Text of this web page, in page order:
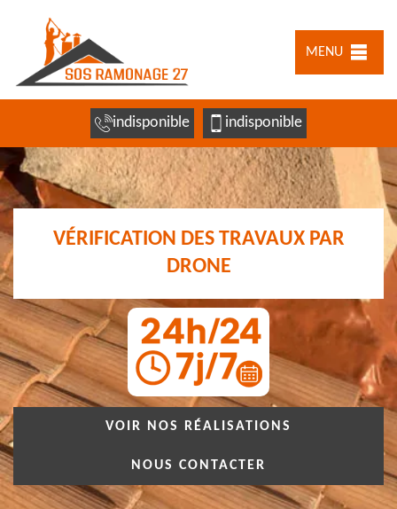
MENU
indisponible indisponible
VÉRIFICATION DES TRAVAUX PAR
DRONE
VOIR NOS RÉALISATIONS
NOUS CONTACTER